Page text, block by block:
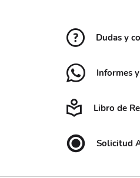
Dudas y
Informes
Libro de
Solicitud